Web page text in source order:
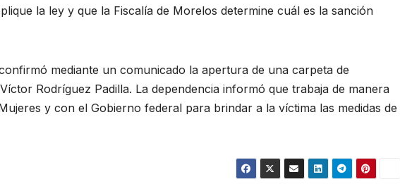
la ley y que la Fiscalía de Morelos determine cuál es la sanción
mediante un comunicado la apertura de una carpeta de
Rodríguez Padilla. La dependencia informó que trabaja de manera
y con el Gobierno federal para brindar a la víctima las medidas de